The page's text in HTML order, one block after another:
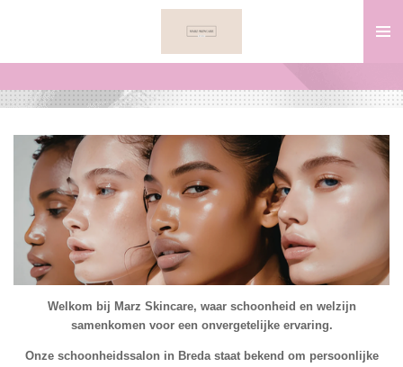
hoofdinhoud
Welkom bij Marz Skincare, waar schoonheid en welzijn
samenkomen voor een onvergetelijke ervaring.
Onze schoonheidssalon in Breda staat bekend om persoonlijke